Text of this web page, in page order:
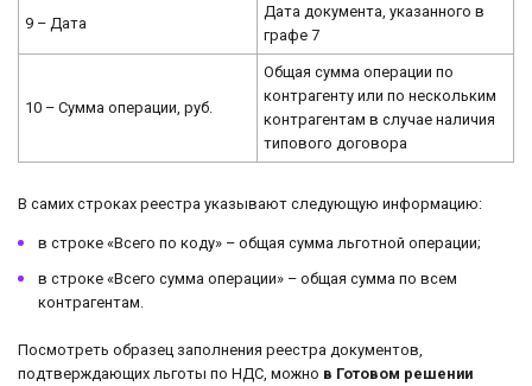
9 – Дата
Дата документа, указанного в
графе 7
10 – Сумма операции, руб.
Общая сумма операции по
контрагенту или по нескольким
контрагентам в случае наличия
типового договора
В самих строках реестра указывают следующую информацию:
в строке «Всего по коду» – общая сумма льготной операции;
в строке «Всего сумма операции» – общая сумма по всем
контрагентам.
Посмотреть образец заполнения реестра документов,
подтверждающих льготы по НДС, можно в Готовом решении